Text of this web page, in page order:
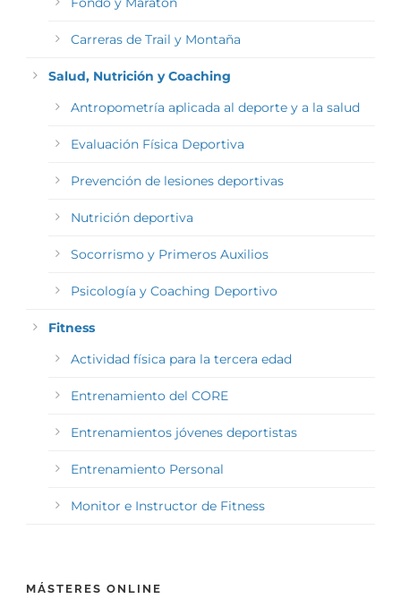
Carreras de Trail y Montaña
Salud, Nutrición y Coaching
Antropometría aplicada al deporte y a la salud
Evaluación Física Deportiva
Prevención de lesiones deportivas
Nutrición deportiva
Socorrismo y Primeros Auxilios
Psicología y Coaching Deportivo
Fitness
Actividad física para la tercera edad
Entrenamiento del CORE
Entrenamientos jóvenes deportistas
Entrenamiento Personal
Monitor e Instructor de Fitness
MÁSTERES ONLINE